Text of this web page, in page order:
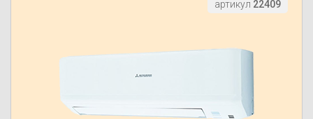
артикул 22409